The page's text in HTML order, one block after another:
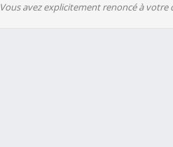
Vous avez explicitement renoncé à